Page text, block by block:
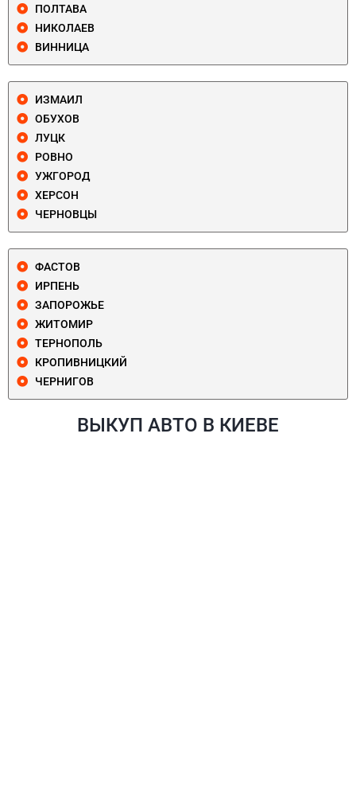
ПОЛТАВА
НИКОЛАЕВ
ВИННИЦА
ИЗМАИЛ
ОБУХОВ
ЛУЦК
РОВНО
УЖГОРОД
ХЕРСОН
ЧЕРНОВЦЫ
ФАСТОВ
ИРПЕНЬ
ЗАПОРОЖЬЕ
ЖИТОМИР
ТЕРНОПОЛЬ
КРОПИВНИЦКИЙ
ЧЕРНИГОВ
ВЫКУП АВТО В КИЕВЕ